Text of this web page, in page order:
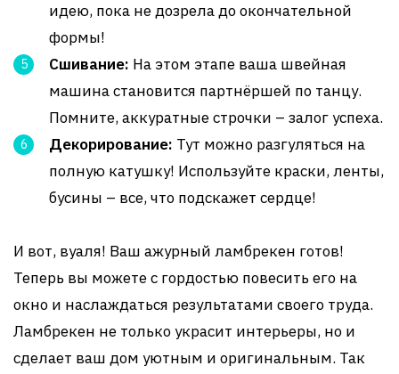
идею, пока не дозрела до окончательной
формы!
Сшивание: На этом этапе ваша швейная
машина становится партнёршей по танцу.
Помните, аккуратные строчки – залог успеха.
Декорирование: Тут можно разгуляться на
полную катушку! Используйте краски, ленты,
бусины – все, что подскажет сердце!
И вот, вуаля! Ваш ажурный ламбрекен готов!
Теперь вы можете с гордостью повесить его на
окно и наслаждаться результатами своего труда.
Ламбрекен не только украсит интерьеры, но и
сделает ваш дом уютным и оригинальным. Так